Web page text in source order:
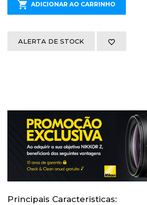
ADICIONAR AO CARRINHO
ALERTA DE STOCK
Principais Caracteristicas: